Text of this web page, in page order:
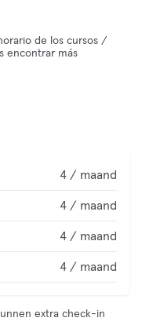
de los cursos /
encontrar más
4 / maand
4 / maand
4 / maand
4 / maand
extra check-in